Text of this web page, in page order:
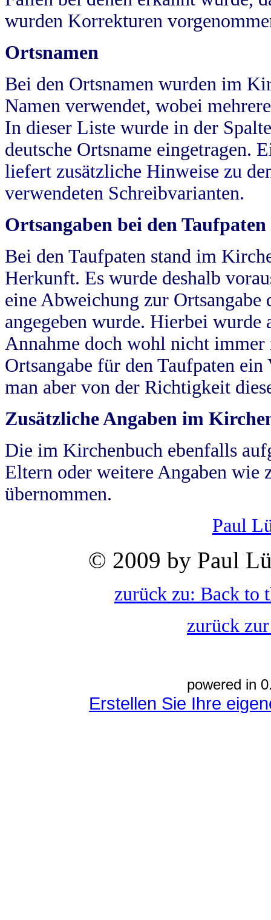
wurden Korrekturen
Ortsnamen
Bei den Ortsnamen wurden im
Namen verwendet, wobei
In dieser Liste wurde in der
deutsche Ortsname eingetragen.
liefert zusätzliche Hinweise zu
verwendeten Schreibvarianten.
Ortsangaben bei den Taufpaten
Bei den Taufpaten stand im
Herkunft. Es wurde deshalb
eine Abweichung zur
angegeben wurde. Hierbei wurde
Annahme doch wohl nicht
Ortsangabe für den Taufpaten
man aber von der Richtigkeit
Zusätzliche Angaben im
Die im Kirchenbuch ebenfalls
Eltern oder weitere Angaben wie
übernommen.
Paul
© 2009 by Paul
zurück zu: Back to
zurück
powered in
Erstellen Sie Ihre